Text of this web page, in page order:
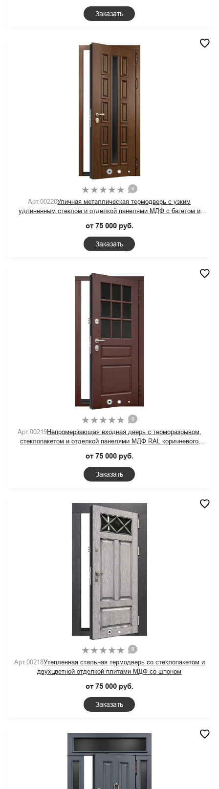
Заказать
0
Арт.00220Уличная металлическая термодверь с узким
удлиненным стеклом и отделкой панелями МДФ с багетом и
от 75 000 руб.
Заказать
0
Арт.00219Непромерзающая входная дверь с терморазрывом,
стеклопакетом и отделкой панелями МДФ RAL коричневого
от 75 000 руб.
Заказать
0
Арт.00218Утепленная стальная термодверь со стеклопакетом и
двухцветной отделкой плитами МДФ со шпоном
от 75 000 руб.
Заказать